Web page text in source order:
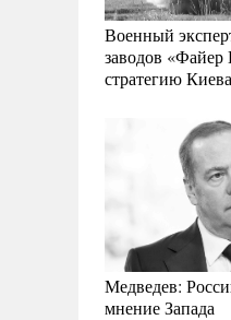
Военный
заводов
стратегию Киева
Медведев:
мнение Запада